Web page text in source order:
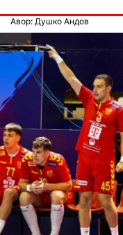
Авор: Душко Андов